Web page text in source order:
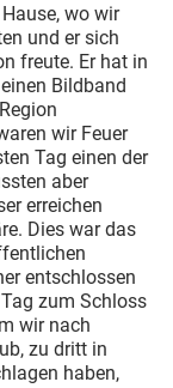
wo wir
und er sich
freute. Er hat in
Bildband
wir Feuer
Tag einen der
aber
erreichen
Dies war das
entschlossen
zum Schloss
wir nach
zu dritt in
haben,